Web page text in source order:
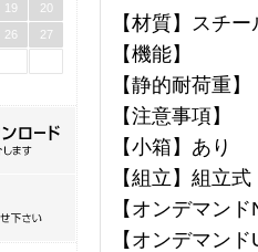
19
20
26
27
【材質】スチ
【機能】
【静的耐荷重】
【注意事項】
【小箱】あり
【組立】組立式
【オンデマン
【オンデマン